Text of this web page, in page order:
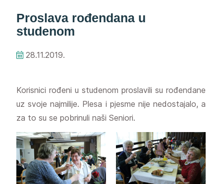
Proslava rođendana u
studenom
28.11.2019.
Korisnici rođeni u studenom proslavili su rođendane
uz svoje najmilije. Plesa i pjesme nije nedostajalo, a
za to su se pobrinuli naši Seniori.